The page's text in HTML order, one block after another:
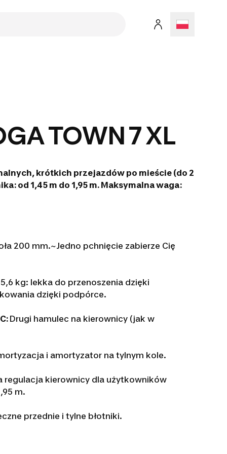
TOWN 7 XL
krótkich przejazdów po mieście (do 2
od 1,45 m do 1,95 m. Maksymalna waga:
200 mm.~Jedno pchnięcie zabierze Cię
5,6 kg: lekka do przenoszenia dzięki
dzięki podpórce.
Drugi hamulec na kierownicy (jak w
i amortyzator na tylnym kole.
regulacja kierownicy dla użytkowników
m.
przednie i tylne błotniki.